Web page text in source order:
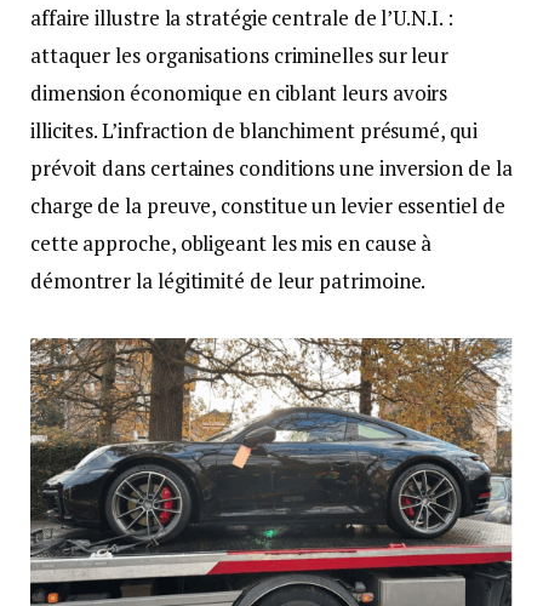
affaire illustre la stratégie centrale de l’U.N.I. :
attaquer les organisations criminelles sur leur
dimension économique en ciblant leurs avoirs
illicites. L’infraction de blanchiment présumé, qui
prévoit dans certaines conditions une inversion de la
charge de la preuve, constitue un levier essentiel de
cette approche, obligeant les mis en cause à
démontrer la légitimité de leur patrimoine.